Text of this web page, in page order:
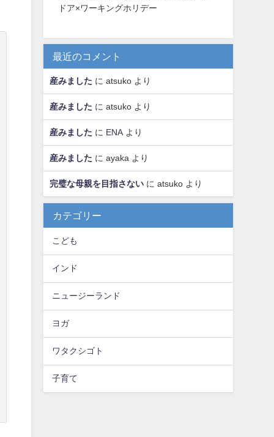
ドア×ワーキングホリデー
最近のコメント
産みました に atsukoより
産みました に atsukoより
産みました に ENAより
産みました に ayaka より
完璧な母親を目指さないに atsukoより
カテゴリー
こども
インド
ニュージーランド
ヨガ
ワタクシゴト
子育て